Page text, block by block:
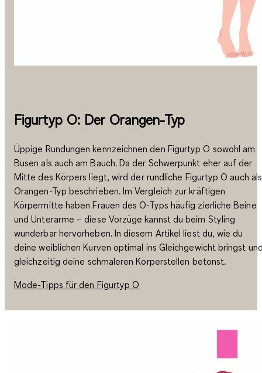
Figurtyp O: Der Orangen-Typ
Üppige Rundungen kennzeichnen den Figurtyp O sowohl am
Busen als auch am Bauch. Da der Schwerpunkt eher auf der
Mitte des Körpers liegt, wird der rundliche Figurtyp O auch als
Orangen-Typ beschrieben. Im Vergleich zur kräftigen
Körpermitte haben Frauen des O-Typs häufig zierliche Beine
und Unterarme – diese Vorzüge kannst du beim Styling
wunderbar hervorheben. In diesem Artikel liest du, wie du
deine weiblichen Kurven optimal ins Gleichgewicht bringst
gleichzeitig deine schmaleren Körperstellen betonst.
Mode-Tipps für den Figurtyp O